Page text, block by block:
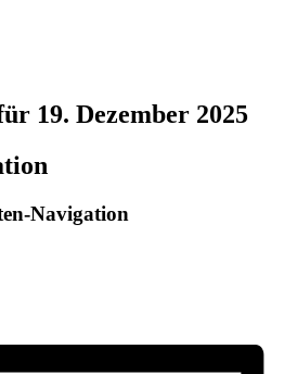
19. Dezember 2025
Navigation